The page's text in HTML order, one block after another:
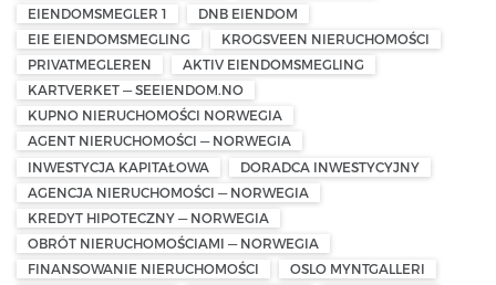
EIENDOMSMEGLER 1
DNB EIENDOM
EIE EIENDOMSMEGLING
KROGSVEEN NIERUCHOMOŚCI
PRIVATMEGLEREN
AKTIV EIENDOMSMEGLING
KARTVERKET — SEEIENDOM.NO
KUPNO NIERUCHOMOŚCI NORWEGIA
AGENT NIERUCHOMOŚCI — NORWEGIA
INWESTYCJA KAPITAŁOWA
DORADCA INWESTYCYJNY
AGENCJA NIERUCHOMOŚCI — NORWEGIA
KREDYT HIPOTECZNY — NORWEGIA
OBRÓT NIERUCHOMOŚCIAMI — NORWEGIA
FINANSOWANIE NIERUCHOMOŚCI
OSLO MYNTGALLERI